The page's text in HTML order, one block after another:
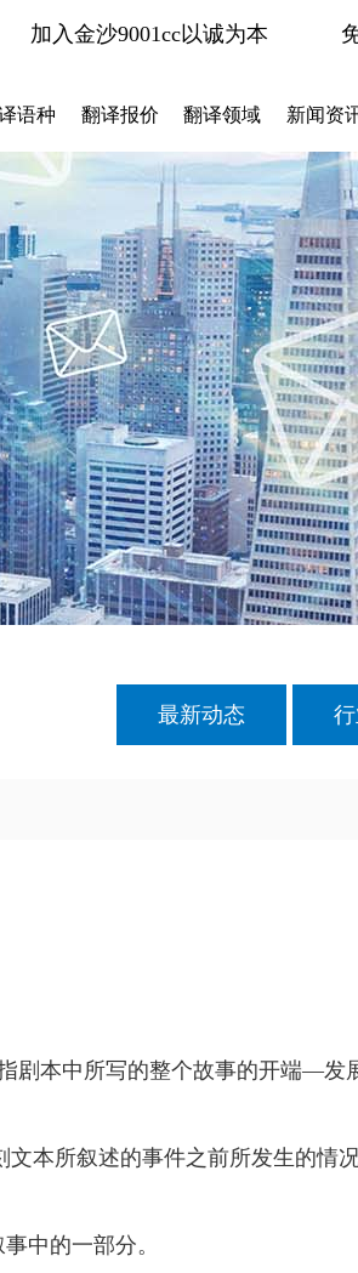
加入金沙9001cc以诚为本
语种 翻译报价 翻译领域 新闻资
最新动态
剧本中所写的整个故事的开端—发
本所叙述的事件之前所发生的情
中的一部分。